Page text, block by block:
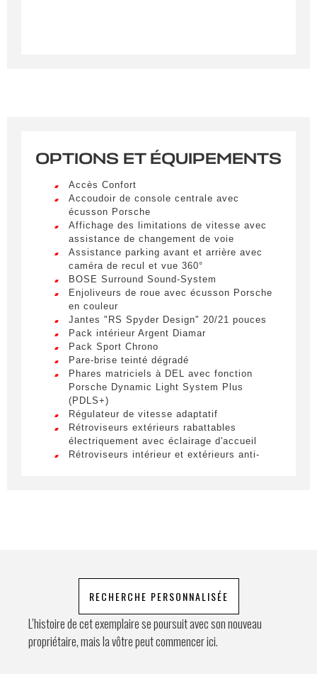
Prénom
E-mail *
Téléphone
Demande spéciale
Envoyer
FRANCE
Lorem ipsum dolor sit amet, consectetur
adipiscing elit. Ut a elit sed nisl pulvinar
egestas a vel nibh. Sed aliquam varius
feugiat. Suspendisse finibus nec nibh eget
ultricies. Mauris et malesuada augue.
Lorem ipsum dolor sit amet, consectetur
adipiscing elit. Ut a elit sed nisl pulvinar
egestas a vel nibh. Sed aliquam varius
feugiat. Suspendisse finibus nec nibh eget
ultricies. Mauris et malesuada augue.
Lorem ipsum dolor sit amet, consectetur
adipiscing elit. Ut a elit sed nisl pulvinar
egestas a vel nibh. Sed aliquam varius
feugiat. Suspendisse finibus nec nibh eget
ultricies. Mauris et malesuada augue.
OPTIONS ET ÉQUIPEMENTS
Accès Confort
Accoudoir de console centrale avec
écusson Porsche
Affichage des limitations de vitesse avec
assistance de changement de voie
Assistance parking avant et arrière avec
caméra de recul et vue 360°
BOSE Surround Sound-System
Enjoliveurs de roue avec écusson Porsche
en couleur
Jantes "RS Spyder Design" 20/21 pouces
Pack intérieur Argent Diamar
Pack Sport Chrono
Pare-brise teinté dégradé
Phares matriciels à DEL avec fonction
Porsche Dynamic Light System Plus
(PDLS+)
Régulateur de vitesse adaptatif
Rétroviseurs extérieurs rabattables
électriquement avec éclairage d'accueil
Rétroviseurs intérieur et extérieurs anti-
Système d'échappement Sport
Système de levage de l'essieu avant
Toit coulissant/relevable électrique en verre
Vitrage arrière fumé
Volant sport GT en cuir
RECHERCHE PERSONNALISÉE
L’histoire de cet exemplaire se poursuit avec son nouveau
propriétaire, mais la vôtre peut commencer ici.